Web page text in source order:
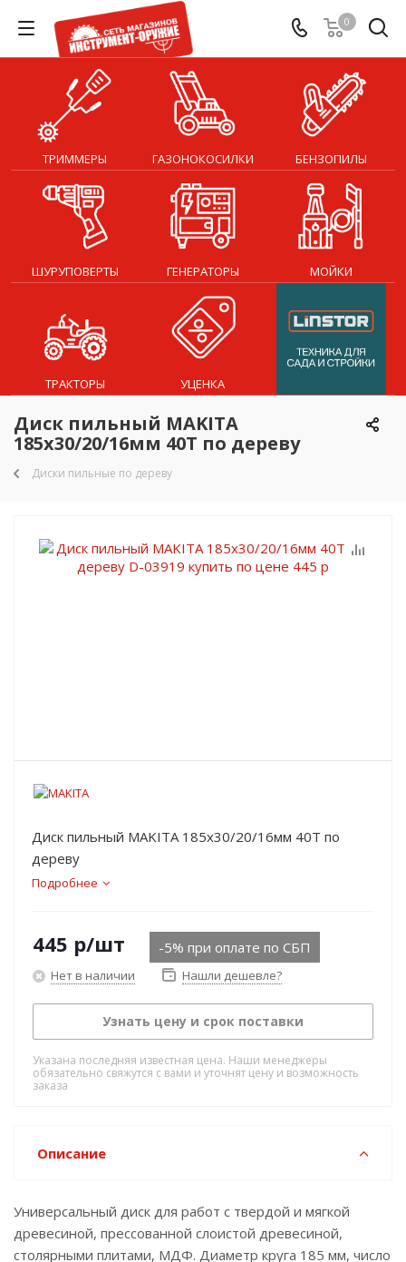
0
ТРИММЕРЫ ГАЗОНОКОСИЛКИ БЕНЗОПИЛЫ
ШУРУПОВЕРТЫ ГЕНЕРАТОРЫ МОЙКИ
ТРАКТОРЫ УЦЕНКА
Диск пильный MAKITA
185х30/20/16мм 40Т по дереву
Диски пильные по дереву
Диск пильный MAKITA 185х30/20/16мм 40Т по
дереву
Подробнее
445 р/шт -5% при оплате по СБП
Нет в наличии Нашли дешевле?
Узнать цену и срок поставки
Указана последняя известная цена. Наши менеджеры
обязательно свяжутся с вами и уточнят цену и возможность
заказа
Описание
Универсальный диск для работ с твердой и мягкой
древесиной, прессованной слоистой древесиной,
столярными плитами, МДФ. Диаметр круга 185 мм, число